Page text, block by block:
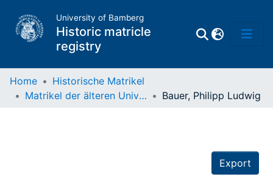
University of Bamberg
Historic matricle
registry
Home
Historische Matrikel
Matrikel der älteren Universität
Bauer, Philipp Ludwig
Export